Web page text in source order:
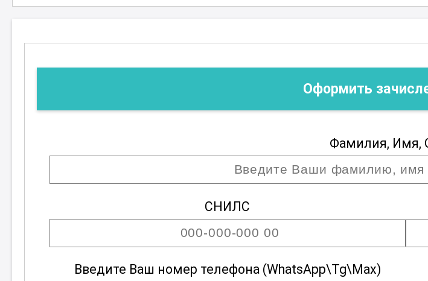
Оформить
Фамилия, Имя,
СНИЛС
Введите Ваш номер телефона (WhatsApp\Tg\Max)